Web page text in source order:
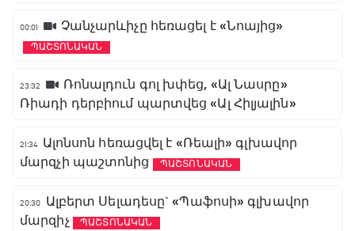
00:01 Չանչարևիչը հեռացել է «Նոայից»
ՊԱՇՏՈՆԱԿԱՆ
23:32
Ռոնալդուն գոլ խփեց, «Ալ Նասրը»
Ռիադի դերբիում պարտվեց «Ալ Հիլյալին»
21:34 Ալոնսոն հեռացվել է «Ռեալի» գլխավոր
մարզչի պաշտոնից
ՊԱՇՏՈՆԱԿԱՆ
20:30
Ալբերտ Սելադեսը` «Պաֆոսի» գլխավոր
մարզիչ
ՊԱՇՏՈՆԱԿԱՆ